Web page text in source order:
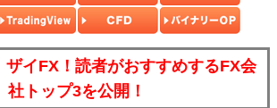
ザイFX！読者がおすすめするFX会
社トップ3を公開！